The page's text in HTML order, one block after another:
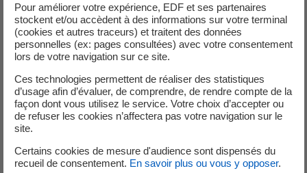
Pour améliorer votre expérience, EDF et ses partenaires
stockent et/ou accèdent à des informations sur votre terminal
(cookies et autres traceurs) et traitent des données
personnelles (ex: pages consultées) avec votre consentement
lors de votre navigation sur ce site.
Ces technologies permettent de réaliser des statistiques
d’usage afin d’évaluer, de comprendre, de rendre compte de la
façon dont vous utilisez le service. Votre choix d’accepter ou
de refuser les cookies n’affectera pas votre navigation sur le
site.
Certains cookies de mesure d'audience sont dispensés du
recueil de consentement. En savoir plus ou vous y opposer.